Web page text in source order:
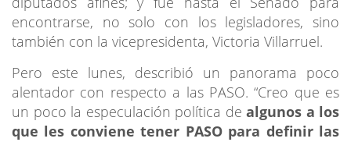
encontrarse, no solo con los legisladores, sino
también con la vicepresidenta, Victoria Villarruel.
Pero este lunes, describió un panorama poco
alentador con respecto a las PASO. “Creo que es
un poco la especulación política de algunos a los
que les conviene tener PASO para definir las